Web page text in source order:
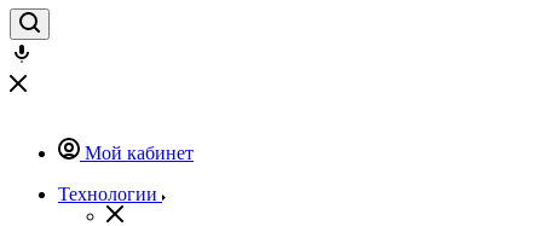
Мой кабинет
Технологии